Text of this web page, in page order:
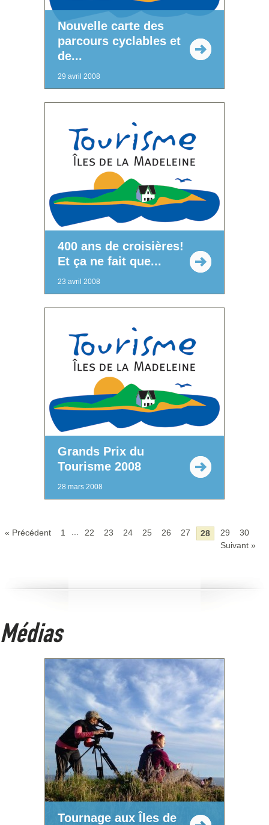
Nouvelle carte des
parcours cyclables et
de...
29 avril 2008
400 ans de croisières!
Et ça ne fait que...
23 avril 2008
Grands Prix du
Tourisme 2008
28 mars 2008
« Précédent 1 22 23 24 25 26 27 28 29
30
Suivant »
Médias
Tournage aux Îles de